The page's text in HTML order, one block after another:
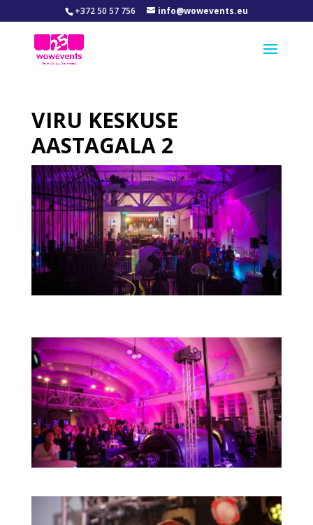
+372 50 57 756 info@wowevents.eu
VIRU KESKUSE
AASTAGALA 2